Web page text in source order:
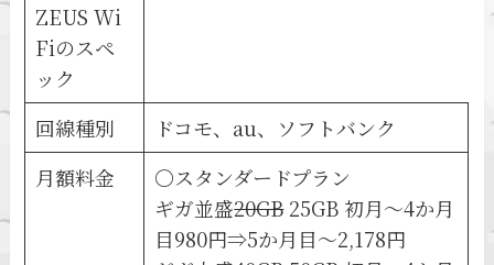
ZEUS Wi
Fiのスペ
ック
回線種別
ドコモ、au、ソフトバンク
月額料金
〇スタンダードプラン
ギガ並盛20GB25GB 初月～4か月
目980円⇒5か月目～2,178円